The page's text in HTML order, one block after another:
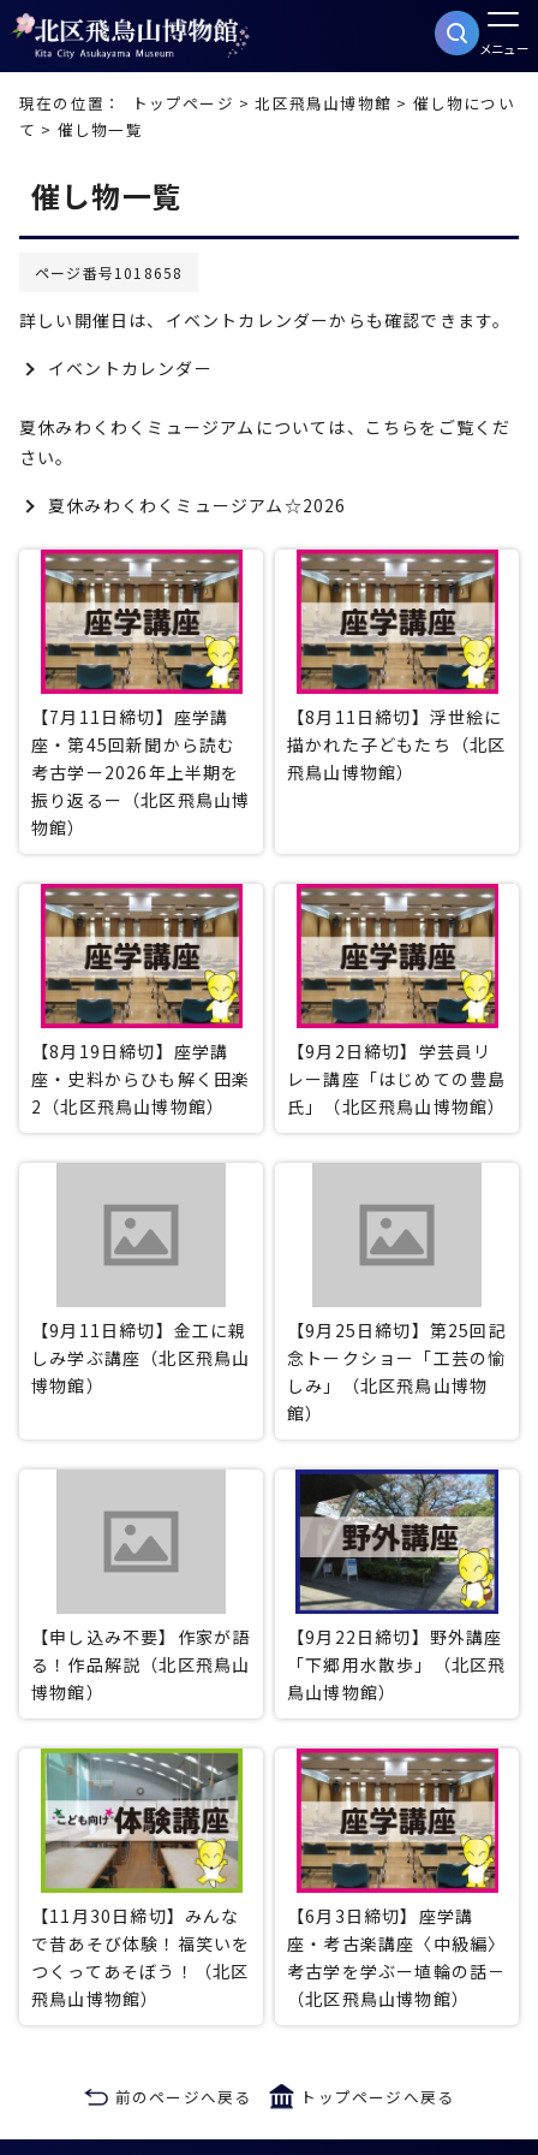
メニュー
現在の位置： トップページ >北区飛鳥山博物館 > 催し物につい
て > 催し物一覧
催し物一覧
ページ番号1018658
詳しい開催日は、イベントカレンダーからも確認できます。
イベントカレンダー
夏休みわくわくミュージアムについては、こちらをご覧くだ
さい。
夏休みわくわくミュージアム☆2026
【7月11日締切】座学講
座・第45回新聞から読む
考古学ー2026年上半期を
振り返るー（北区飛鳥山博
物館）
【8月11日締切】浮世絵に
描かれた子どもたち（北区
飛鳥山博物館）
【8月19日締切】座学講
座・史料からひも解く田楽
2（北区飛鳥山博物館）
【9月2日締切】学芸員リ
レー講座「はじめての豊島
氏」（北区飛鳥山博物館）
【9月11日締切】金工に親
しみ学ぶ講座（北区飛鳥山
博物館）
【9月25日締切】第25回記
念トークショー「工芸の愉
しみ」（北区飛鳥山博物
館）
【申し込み不要】作家が語
る！作品解説（北区飛鳥山
博物館）
【9月22日締切】野外講座
「下郷用水散歩」（北区飛
鳥山博物館）
【11月30日締切】みんな
で昔あそび体験！福笑いを
つくってあそぼう！（北区
飛鳥山博物館）
【6月3日締切】座学講
座・考古楽講座〈中級編〉
考古学を学ぶー埴輪の話－
（北区飛鳥山博物館）
前のページへ戻る トップページへ戻る